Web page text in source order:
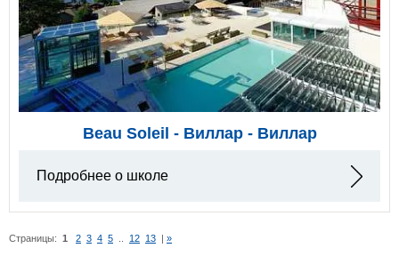
Beau Soleil - Виллар - Виллар
Подробнее о школе
Страницы: 1 2 3 4 5 12 13 | »